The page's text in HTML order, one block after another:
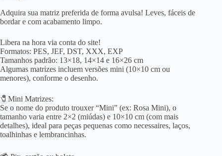
Adquira sua matriz preferida de forma avulsa! Leves, fáceis de
bordar e com acabamento limpo.
Libera na hora via conta do site!
Formatos: PES, JEF, DST, XXX, EXP
Tamanhos padrão: 13×18, 14×14 e 16×26 cm
Algumas matrizes incluem versões mini (10×10 cm ou
menores), conforme o desenho.
🧷Mini Matrizes:
Se o nome do produto trouxer “Mini” (ex: Rosa Mini), o
tamanho varia entre 2×2 (miúdas) e 10×10 cm (com mais
detalhes), ideal para peças pequenas como necessaires, laços,
toalhinhas e lembrancinhas.